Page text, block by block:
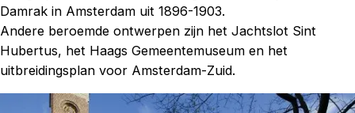
Damrak in Amsterdam uit 1896-1903.
Andere beroemde ontwerpen zijn het Jachtslot Sint
Hubertus, het Haags Gemeentemuseum en het
uitbreidingsplan voor Amsterdam-Zuid.